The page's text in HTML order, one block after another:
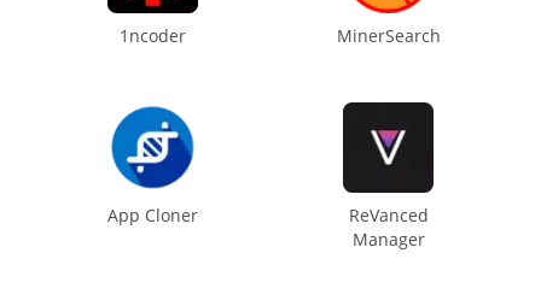
1ncoder MinerSearch
App Cloner
ReVanced
Manager